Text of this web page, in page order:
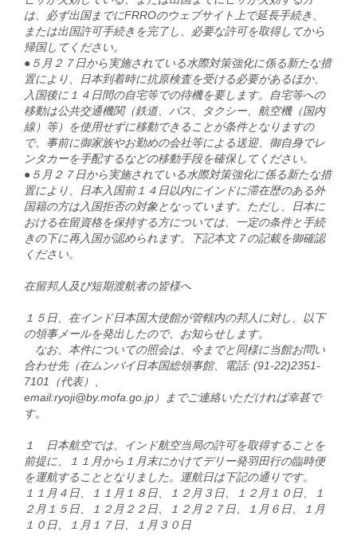
は、必ず出国までにFRROのウェブサイト上で延長手続き、
または出国許可手続きを完了し、必要な許可を取得してから
帰国してください。
●５月２７日から実施されている水際対策強化に係る新たな措
置により、日本到着時に抗原検査を受ける必要があるほか、
入国後に１４日間の自宅等での待機を要します。自宅等への
移動は公共交通機関（鉄道、バス、タクシー、航空機（国内
線）等）を使用せずに移動できることが条件となりますの
で、事前に御家族やお勤めの会社等による送迎、御自身でレ
ンタカーを手配するなどの移動手段を確保してください。
●５月２７日から実施されている水際対策強化に係る新たな措
置により、日本入国前１４日以内にインドに滞在歴のある外
国籍の方は入国拒否の対象となっています。ただし、日本に
おける在留資格を保持する方については、一定の条件と手続
きの下に再入国が認められます。下記本文７の記載を御確認
ください。
在留邦人及び短期渡航者の皆様へ
１５日、在インド日本国大使館が管轄内の邦人に対し、以下
の領事メールを発出したので、お知らせします。
なお、本件についての照会は、今までと同様に当館お問い
合わせ先（在ムンバイ日本国総領事館、電話: (91-22)2351-
7101（代表）、
email:ryoji@by.mofa.go.jp）までご連絡いただければ幸甚で
す。
１ 日本航空では、インド航空当局の許可を取得することを
前提に、１１月から１月末にかけてデリー発羽田行の臨時便
を運航することとなりました。運航日は下記の通りです。
１１月４日、１１月１８日、１２月３日、１２月１０日、１
２月１５日、１２月２２日、１２月２７日、１月６日、１月
１０日、１月１７日、１月３０日